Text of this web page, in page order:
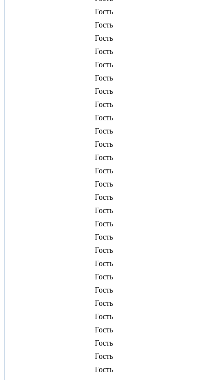
Гость
Гость
Гость
Гость
Гость
Гость
Гость
Гость
Гость
Гость
Гость
Гость
Гость
Гость
Гость
Гость
Гость
Гость
Гость
Гость
Гость
Гость
Гость
Гость
Гость
Гость
Гость
Гость